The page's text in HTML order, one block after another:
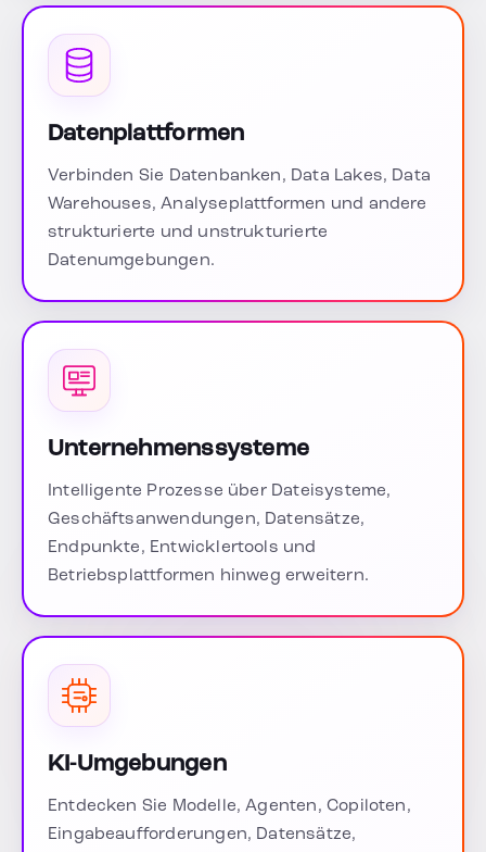
Datenplattformen
Verbinden Sie Datenbanken, Data Lakes, Data
Warehouses, Analyseplattformen und andere
strukturierte und unstrukturierte
Datenumgebungen.
Unternehmenssysteme
Intelligente Prozesse über Dateisysteme,
Geschäftsanwendungen, Datensätze,
Endpunkte, Entwicklertools und
Betriebsplattformen hinweg erweitern.
KI-Umgebungen
Entdecken Sie Modelle, Agenten, Copiloten,
Eingabeaufforderungen, Datensätze,